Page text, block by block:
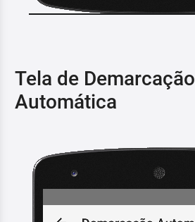
Tela de Demarcação
Automática